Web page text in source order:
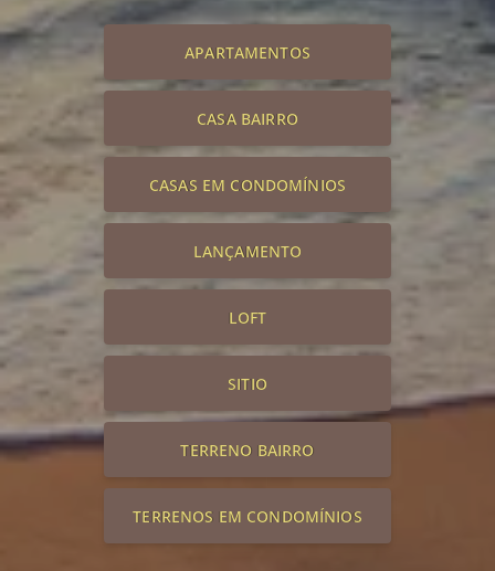
APARTAMENTOS
CASA BAIRRO
CASAS EM CONDOMÍNIOS
LANÇAMENTO
LOFT
SITIO
TERRENO BAIRRO
TERRENOS EM CONDOMÍNIOS